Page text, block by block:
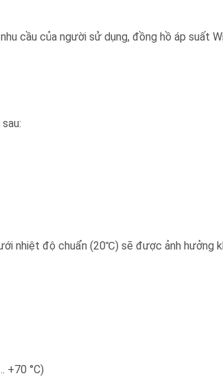
cầu của người sử dụng, đồng hồ áp suất
nhiệt độ chuẩn (20℃) ​​sẽ được ảnh hưởng
+70 °C)